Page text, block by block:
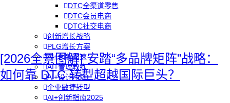
DTC全渠道零售
DTC会员电商
DTC社交电商
创新增长战略
PLG增长方案
AI+创新加速
AI+管理教练
AI+设计冲刺
企业敏捷转型
AI+创新指南2025
[2026全景图解] 安踏“多品牌矩阵”战略：
如何靠 DTC 转型超越国际巨头？